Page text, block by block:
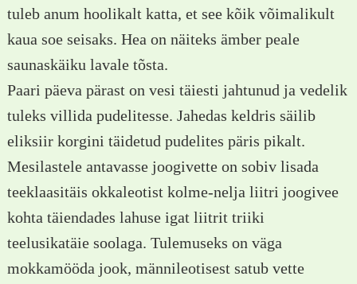
tuleb anum hoolikalt katta, et see kõik võimalikult
kaua soe seisaks. Hea on näiteks ämber peale
saunaskäiku lavale tõsta.
Paari päeva pärast on vesi täiesti jahtunud ja vedelik
tuleks villida pudelitesse. Jahedas keldris säilib
eliksiir korgini täidetud pudelites päris pikalt.
Mesilastele antavasse joogivette on sobiv lisada
teeklaasitäis okkaleotist kolme-nelja liitri joogivee
kohta täiendades lahuse igat liitrit triiki
teelusikatäie soolaga. Tulemuseks on väga
mokkamööda jook, männileotisest satub vette